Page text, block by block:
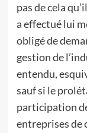
pas de cela
a effectué lui
obligé de
gestion de
entendu,
sauf si le
participation
entreprises de